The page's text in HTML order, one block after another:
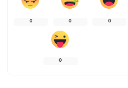
0
0
0
0